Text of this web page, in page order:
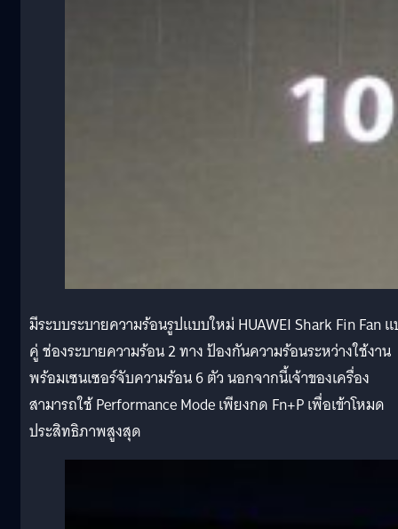
มีระบบระบายความร้อนรูปแบบใหม่ HUAWEI Shark Fin Fan
คู่ ช่องระบายความร้อน 2 ทาง ป้องกันความร้อนระหว่างใช้งาน
พร้อมเซนเซอร์จับความร้อน 6 ตัว นอกจากนี้เจ้าของเครื่อง
สามารถใช้ Performance Mode เพียงกด Fn+P เพื่อเข้าโหมด
ประสิทธิภาพสูงสุด